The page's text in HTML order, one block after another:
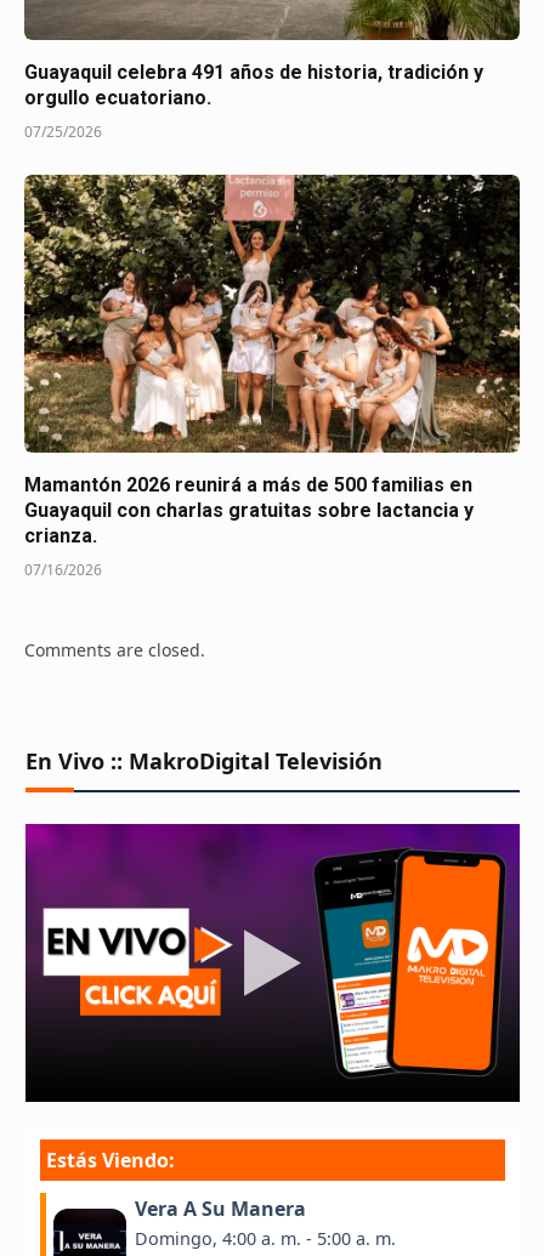
Guayaquil celebra 491 años de historia, tradición y
orgullo ecuatoriano.
07/25/2026
Mamantón 2026 reunirá a más de 500 familias en
Guayaquil con charlas gratuitas sobre lactancia y
crianza.
07/16/2026
Comments are closed.
En Vivo :: MakroDigital Televisión